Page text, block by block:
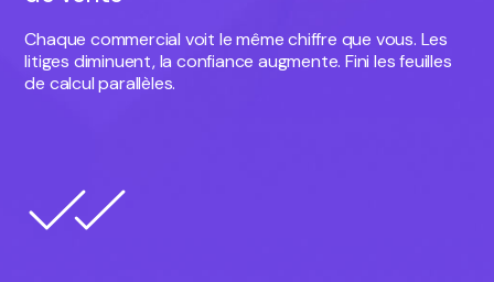
Chaque commercial voit le même chiffre que vous. Les
litiges diminuent, la confiance augmente. Fini les feuilles
de calcul parallèles.